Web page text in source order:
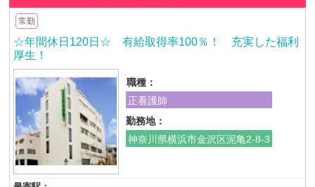
常勤
☆年間休日120日☆ 有給取得率100％！ 充実した福利
厚生！
職種：
正看護師
勤務地：
神奈川県横浜市金沢区泥亀2-8-3